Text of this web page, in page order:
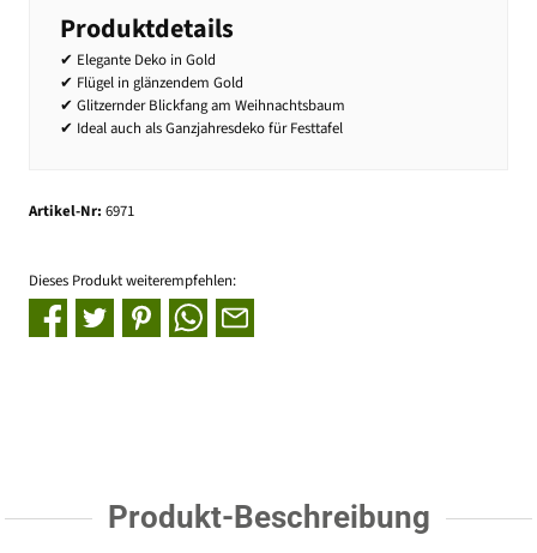
Produktdetails
✔ Elegante Deko in Gold
✔ Flügel in glänzendem Gold
✔ Glitzernder Blickfang am Weihnachtsbaum
✔ Ideal auch als Ganzjahresdeko für Festtafel
Artikel-Nr: 6971
Dieses Produkt weiterempfehlen:
Produkt-Beschreibung